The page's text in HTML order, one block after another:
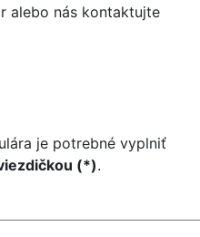
alebo nás kontaktujte
je potrebné vyplniť
(*).